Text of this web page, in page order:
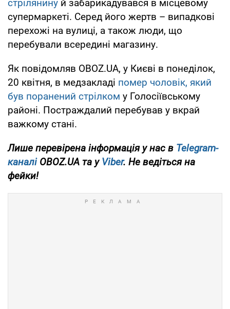
стрілянину й забарикадувався в місцевому
супермаркеті. Серед його жертв – випадкові
перехожі на вулиці, а також люди, що
перебували всередині магазину.
Як повідомляв OBOZ.UA, у Києві в понеділок,
20 квітня, в медзакладі помер чоловік, який
був поранений стрілком у Голосіївському
районі. Постраждалий перебував у вкрай
важкому стані.
Лише перевірена інформація у нас в Telegram-
каналіOBOZ.UA та уViber. Не ведіться на
фейки!